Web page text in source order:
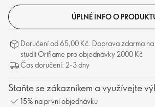
ÚPLNÉ INFO O
Doručení od 65,00 Kč. Doprava zdarma
studii Oriflame pro objednávky 2000 Kč
Čas doručení: 2-3 dny
Staňte se zákazníkem a využívejte
15% na první objednávku